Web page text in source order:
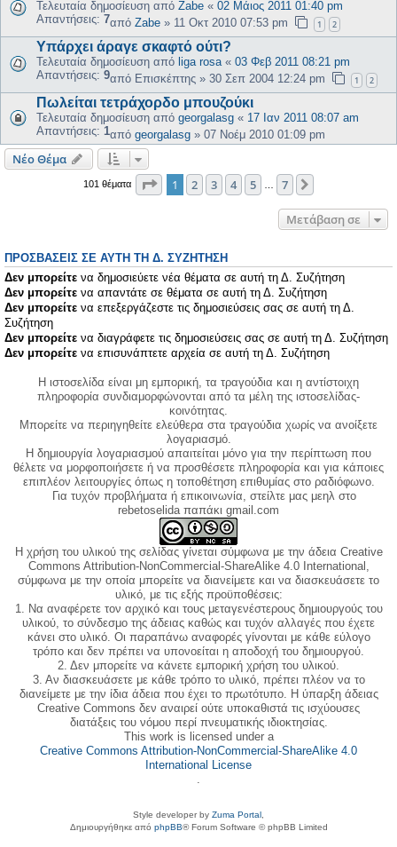
Τελευταία δημοσίευση από Zabe « 02 Μάιος 2011 01:40 pm
Απαντήσεις: 7από Zabe » 11 Οκτ 2010 07:53 pm 1 2
Υπάρχει άραγε σκαφτό ούτι?
Τελευταία δημοσίευση από liga rosa« 03 Φεβ 2011 08:21 pm
Απαντήσεις: 9από Επισκέπτης » 30 Σεπ 2004 12:24 pm 1 2
Πωλείται τετράχορδο μπουζούκι
Τελευταία δημοσίευση από georgalasg « 17 Ιαν 2011 08:07 am
Απαντήσεις: 1από georgalasg » 07 Νοέμ 2010 01:09 pm
Νέο Θέμα
101 θέματα Σελίδα από7
1 2 3 4 5 7
Μετάβαση σε
ΠΡΟΣΒΆΣΕΙΣ ΣΕ ΑΥΤΉ ΤΗ Δ. ΣΥΖΉΤΗΣΗ
Δεν μπορείτε να δημοσιεύετε νέα θέματα σε αυτή τη Δ. Συζήτηση
Δεν μπορείτε να απαντάτε σε θέματα σε αυτή τη Δ. Συζήτηση
Δεν μπορείτε να επεξεργάζεστε τις δημοσιεύσεις σας σε αυτή τη Δ.
Συζήτηση
Δεν μπορείτε να διαγράφετε τις δημοσιεύσεις σας σε αυτή τη Δ. Συζήτηση
Δεν μπορείτε να επισυνάπτετε αρχεία σε αυτή τη Δ. Συζήτηση
Η ιστοσελίδα είναι μη εμπορική, τα τραγούδια και η αντίστοιχη
πληροφορία συνδιαμορφώνονται από τα μέλη της ιστοσελίδας-
κοινότητας.
Μπορείτε να περιηγηθείτε ελεύθερα στα τραγούδια χωρίς να ανοίξετε
λογαριασμό.
Η δημιουργία λογαριασμού απαιτείται μόνο για την περίπτωση που
θέλετε να μορφοποιήσετε ή να προσθέσετε πληροφορία και για κάποιες
επιπλέον λειτουργίες όπως η τοποθέτηση επιθυμίας στο ραδιόφωνο.
Για τυχόν προβλήματα ή επικοινωνία, στείλτε μας μεηλ στο
rebetoselida παπάκι gmail.com
Η χρήση του υλικού της σελίδας γίνεται σύμφωνα με την άδεια Creative
Commons Attribution-NonCommercial-ShareAlike 4.0 International,
σύμφωνα με την οποία μπορείτε να διανείμετε και να διασκευάσετε το
υλικό, με τις εξής προϋποθέσεις:
1. Να αναφέρετε τον αρχικό και τους μεταγενέστερους δημιουργούς του
υλικού, το σύνδεσμο της άδειας καθώς και τυχόν αλλαγές που έχετε
κάνει στο υλικό. Οι παραπάνω αναφορές γίνονται με κάθε εύλογο
τρόπο και δεν πρέπει να υπονοείται η αποδοχή του δημιουργού.
2. Δεν μπορείτε να κάνετε εμπορική χρήση του υλικού.
3. Αν διασκευάσετε με κάθε τρόπο το υλικό, πρέπει πλέον να το
διανείμετε με την ίδια άδεια που έχει το πρωτότυπο. Η ύπαρξη άδειας
Creative Commons δεν αναιρεί ούτε υποκαθιστά τις ισχύουσες
διατάξεις του νόμου περί πνευματικής ιδιοκτησίας.
This work is licensed under a
Creative Commons Attribution-NonCommercial-ShareAlike 4.0
International License
Style developer by Zuma Portal ,
Δημιουργήθηκε από phpBB® Forum Software © phpBB Limited